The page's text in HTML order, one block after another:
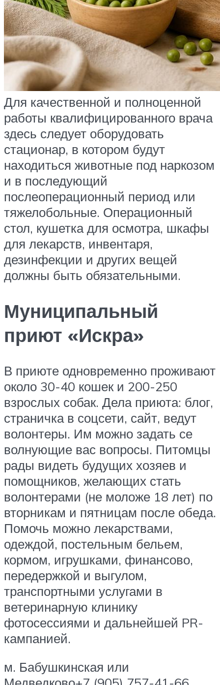
Для качественной и полноценной
работы квалифицированного врача
здесь следует оборудовать
стационар, в котором будут
находиться животные под наркозом
и в последующий
послеоперационный период или
тяжелобольные. Операционный
стол, кушетка для осмотра, шкафы
для лекарств, инвентаря,
дезинфекции и других вещей
должны быть обязательными.
Муниципальный
приют «Искра»
В приюте одновременно проживают
около 30-40 кошек и 200-250
взрослых собак. Дела приюта: блог,
страничка в соцсети, сайт, ведут
волонтеры. Им можно задать се
волнующие вас вопросы. Питомцы
рады видеть будущих хозяев и
помощников, желающих стать
волонтерами (не моложе 18 лет) по
вторникам и пятницам после обеда.
Помочь можно лекарствами,
одеждой, постельным бельем,
кормом, игрушками, финансово,
передержкой и выгулом,
транспортными услугами в
ветеринарную клинику
фотосессиями и дальнейшей PR-
кампанией.
м. Бабушкинская или